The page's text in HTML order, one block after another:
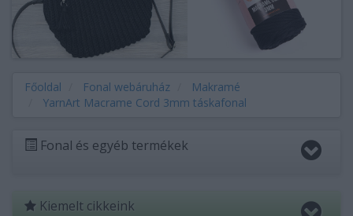
Főoldal Fonal webáruház
Makramé
YarnArt Macrame Cord 3mm táskafonal
Fonal és egyéb termékek
Kiemelt cikkeink